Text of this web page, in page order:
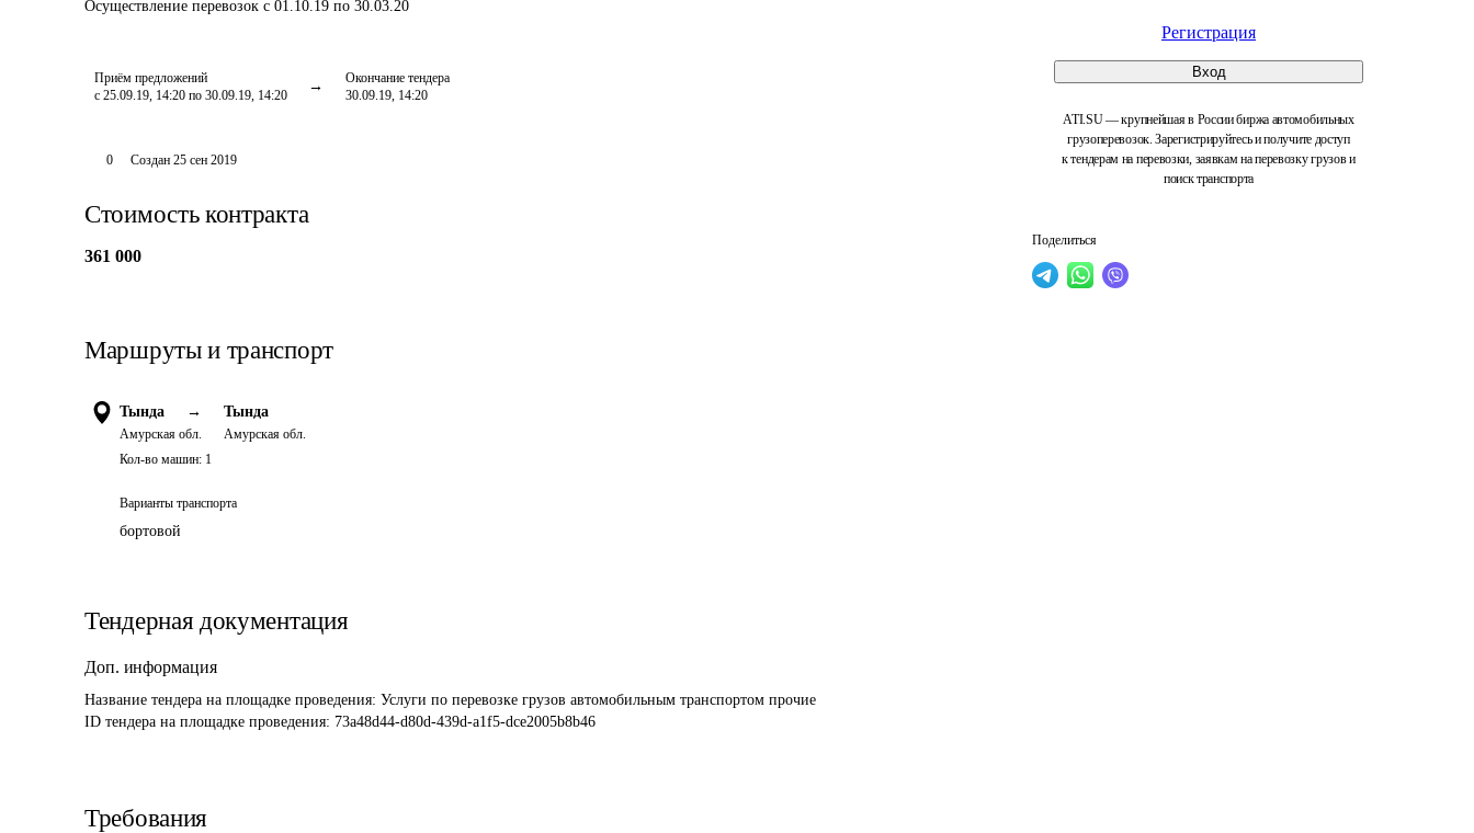
Осуществление перевозок с 01.10.19 по 30.03.20
Приём предложений
с 25.09.19, 14:20 по 30.09.19, 14:20
Окончание тендера
30.09.19, 14:20
Регистрация
Вход
ATI.SU — крупнейшая в России биржа автомобильных
грузоперевозок. Зарегистрируйтесь и получите доступ
к тендерам на перевозки, заявкам на перевозку грузов и
поиск транспорта
Поделиться
0 Создан 25 сен 2019
Стоимость контракта
361 000
Маршруты и транспорт
Тында →
Амурская обл.
Тында
Амурская обл.
Кол-во машин: 1
Варианты транспорта
бортовой
Тендерная документация
Доп. информация
Название тендера на площадке проведения: Услуги по перевозке грузов автомобильным транспортом прочие
ID тендера на площадке проведения: 73a48d44-d80d-439d-a1f5-dce2005b8b46
Требования